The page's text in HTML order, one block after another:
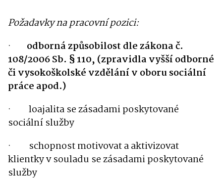
Požadavky na pracovní pozici:
·
odborná způsobilost dle zákona č.
108/2006 Sb. § 110, (zpravidla vyšší odborné
či vysokoškolské vzdělání v oboru sociální
práce apod.)
·
loajalita se zásadami poskytované
sociální služby
·
schopnost motivovat a aktivizovat
klientky v souladu se zásadami poskytované
služby